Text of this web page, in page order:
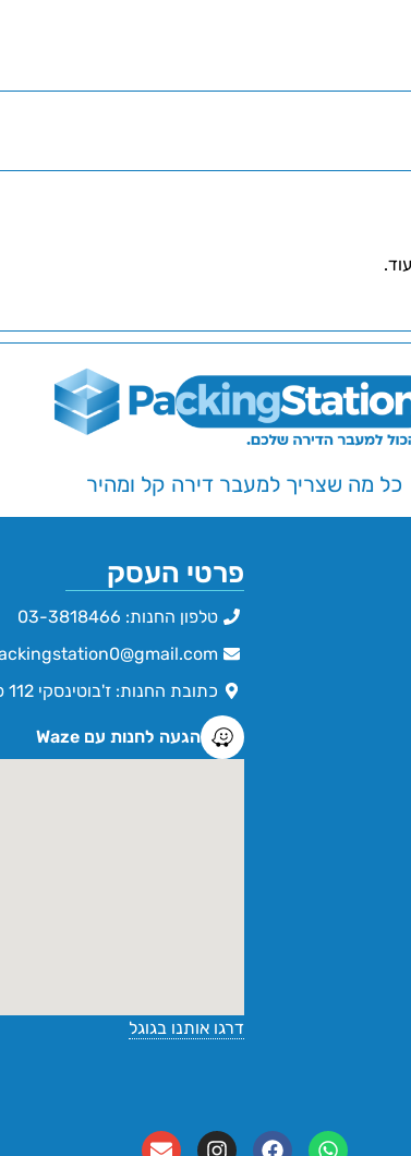
כל מה שצריך למעבר דירה קל ומהיר
פרטי העסק
טלפון החנות: 03-3818466
כתובת החנות: ז'בוטינסקי 112 פתח תקווה
הגעה לחנות עם Waze
דרגו אותנו בגוגל